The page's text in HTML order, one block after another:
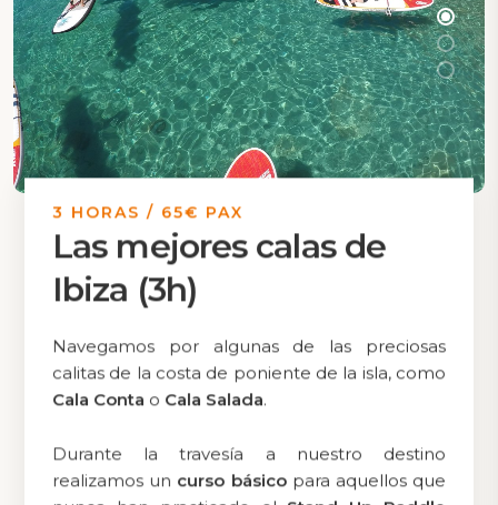
3 HORAS / 65€ PAX
Las mejores calas de
Ibiza (3h)
Navegamos por algunas de las preciosas
calitas de la costa de poniente de la isla, como
Cala Conta o Cala Salada.
Durante la travesía a nuestro destino
realizamos un curso básicopara aquellos que